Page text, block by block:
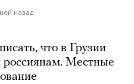
назад
что в Грузии
россиянам. Местные